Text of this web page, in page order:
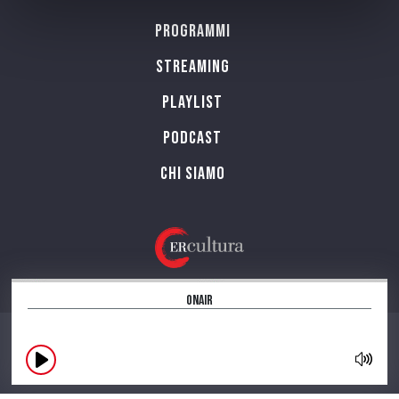
OnAir
Programmi
Streaming
Playlist
PODCAST
Chi siamo